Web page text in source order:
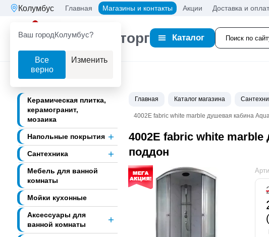
Колумбус
Ваш городКолумбус?
Все
верно
Изменить
Главная Магазины и контакты Акции Доставка и
Партнерторг Каталог
Керамическая плитка,
керамогранит,
мозаика
Напольные покрытия
Сантехника
Мебель для ванной
комнаты
Мойки кухонные
Аксессуары для
ванной комнаты
Главная Каталог магазина
4002E fabric white marble душевая кабина
4002E fabric white marble
поддон